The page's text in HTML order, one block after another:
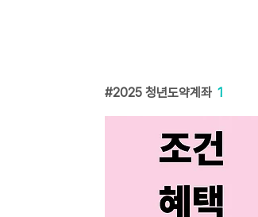
2025 청년도약계좌 1